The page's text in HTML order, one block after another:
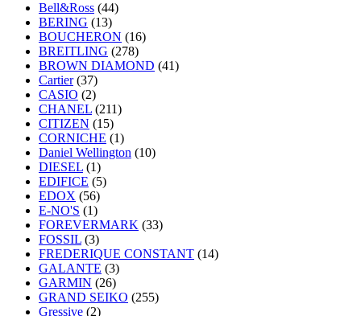
Bell&Ross (44)
BERING (13)
BOUCHERON (16)
BREITLING (278)
BROWN DIAMOND (41)
Cartier(37)
CASIO (2)
CHANEL (211)
CITIZEN (15)
CORNICHE (1)
Daniel Wellington (10)
DIESEL (1)
EDIFICE (5)
EDOX (56)
E-NO'S (1)
FOREVERMARK (33)
FOSSIL (3)
FREDERIQUE CONSTANT (14)
GALANTE (3)
GARMIN (26)
GRAND SEIKO (255)
Gressive (2)